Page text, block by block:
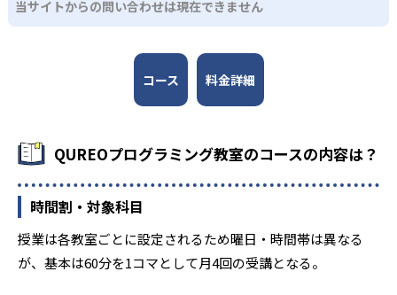
養成する。
が検定対策にもなる。検定などを通して達成感を味わいな
がら、大学入学共通テスト「情報」で出題されるようにな
ったプログラミングの知識をみにつけていくことができ
況が異なるため、必ず通う予定の教室に問い合わせて詳細
を確認しておこう。
当サイトからの問い合わせは現在できません
コース 料金詳細
QUREOプログラミング教室のコースの内容は？
時間割・対象科目
授業は各教室ごとに設定されるため曜日・時間帯は異なる
が、基本は60分を1コマとして月4回の受講となる。